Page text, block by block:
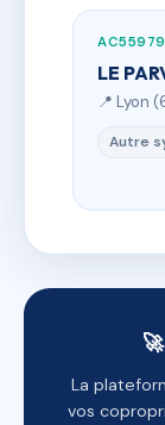
LE
📍 Lyon
Autre
La
vos